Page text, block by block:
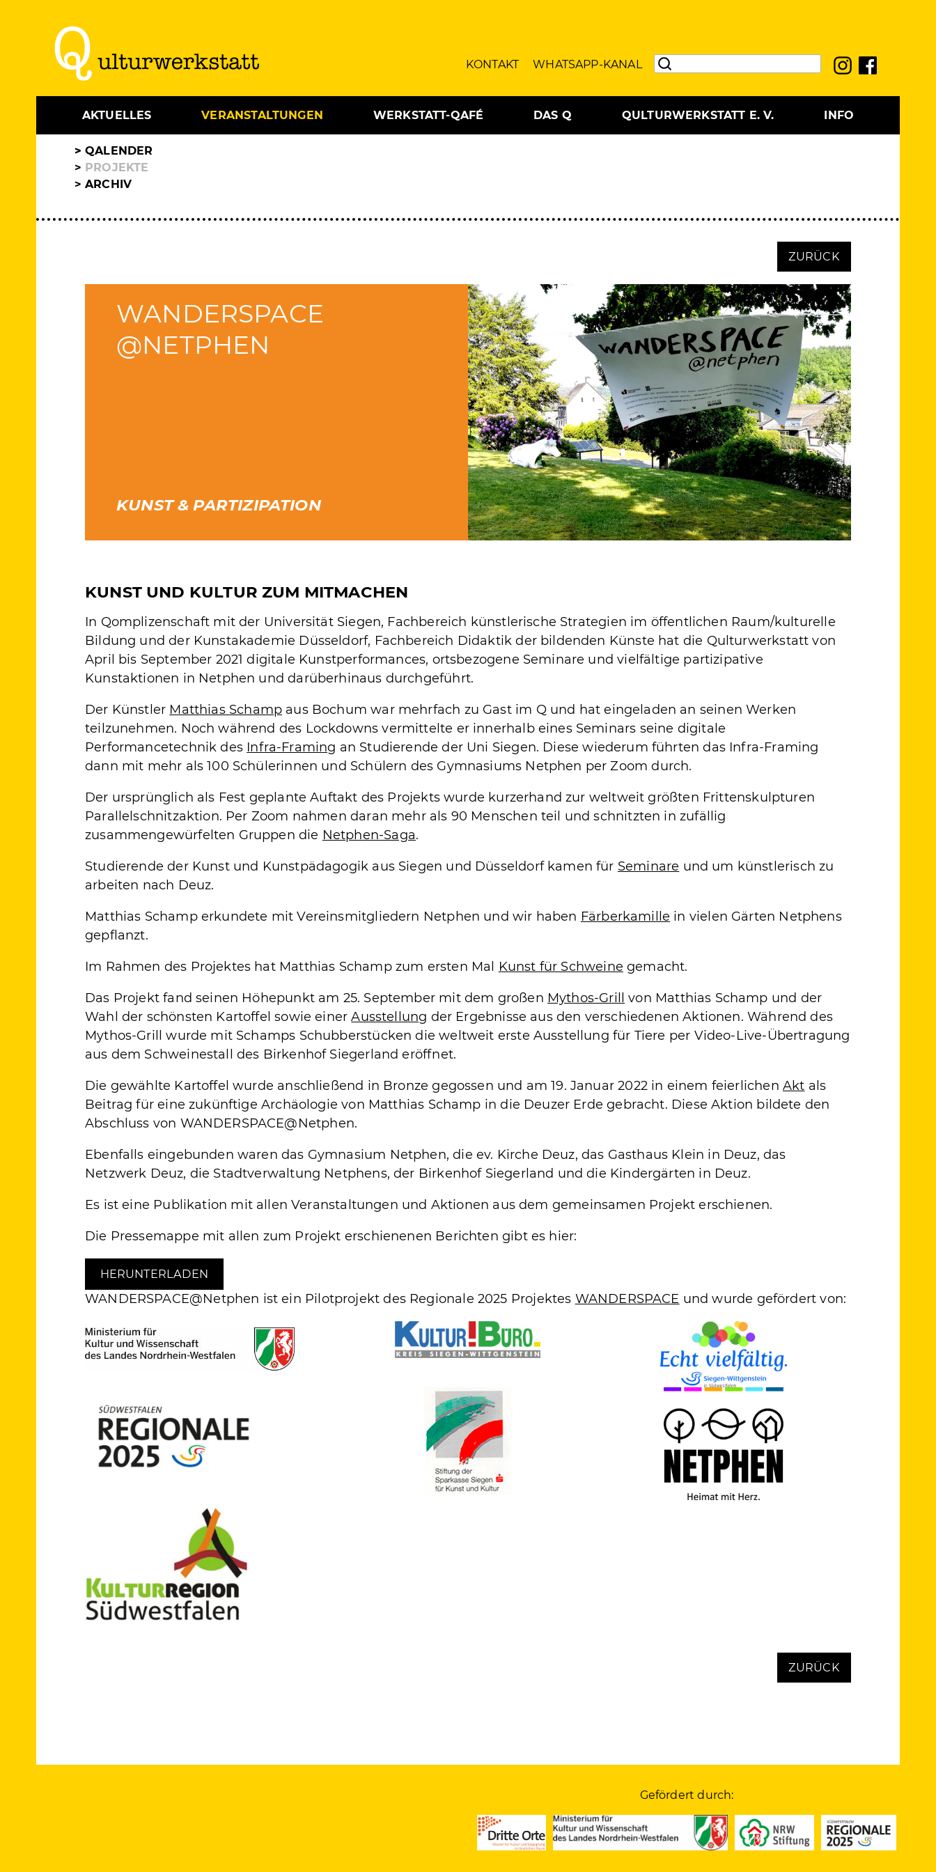
KONTAKT WHATSAPP-KANAL
AKTUELLES VERANSTALTUNGEN WERKSTATT-QAFÉ DAS Q QULTURWERKSTATT E. V. INFO
QALENDER
PROJEKTE
ARCHIV
ZURÜCK
WANDERSPACE
@NETPHEN
KUNST & PARTIZIPATION
KUNST UND KULTUR ZUM MITMACHEN
In Qomplizenschaft mit der Universität Siegen, Fachbereich künstlerische Strategien im öffentlichen Raum/kulturelle
Bildung und der Kunstakademie Düsseldorf, Fachbereich Didaktik der bildenden Künste hat die Qulturwerkstatt von
April bis September 2021 digitale Kunstperformances, ortsbezogene Seminare und vielfältige partizipative
Kunstaktionen in Netphen und darüberhinaus durchgeführt.
Der Künstler Matthias Schamp aus Bochum war mehrfach zu Gast im Q und hat eingeladen an seinen Werken
teilzunehmen. Noch während des Lockdowns vermittelte er innerhalb eines Seminars seine digitale
Performancetechnik des Infra-Framing an Studierende der Uni Siegen. Diese wiederum führten das Infra-Framing
dann mit mehr als 100 Schülerinnen und Schülern des Gymnasiums Netphen per Zoom durch.
Der ursprünglich als Fest geplante Auftakt des Projekts wurde kurzerhand zur weltweit größten Frittenskulpturen
Parallelschnitzaktion. Per Zoom nahmen daran mehr als 90 Menschen teil und schnitzten in zufällig
zusammengewürfelten Gruppen die Netphen-Saga.
Studierende der Kunst und Kunstpädagogik aus Siegen und Düsseldorf kamen für Seminare und um künstlerisch zu
arbeiten nach Deuz.
Matthias Schamp erkundete mit Vereinsmitgliedern Netphen und wir haben Färberkamille in vielen Gärten Netphens
gepflanzt.
Im Rahmen des Projektes hat Matthias Schamp zum ersten Mal Kunst für Schweine gemacht.
Das Projekt fand seinen Höhepunkt am 25. September mit dem großen Mythos-Grill von Matthias Schamp und der
Wahl der schönsten Kartoffel sowie einerAusstellung der Ergebnisse aus den verschiedenen Aktionen. Während des
Mythos-Grill wurde mit Schamps Schubberstücken die weltweit erste Ausstellung für Tiere per Video-Live-Übertragung
aus dem Schweinestall des Birkenhof Siegerland eröffnet.
Die gewählte Kartoffel wurde anschließend in Bronze gegossen und am 19. Januar 2022 in einem feierlichen Akt als
Beitrag für eine zukünftige Archäologie von Matthias Schamp in die Deuzer Erde gebracht. Diese Aktion bildete den
Abschluss von WANDERSPACE@Netphen.
Ebenfalls eingebunden waren das Gymnasium Netphen, die ev. Kirche Deuz, das Gasthaus Klein in Deuz, das
Netzwerk Deuz, die Stadtverwaltung Netphens, der Birkenhof Siegerland und die Kindergärten in Deuz.
Es ist eine Publikation mit allen Veranstaltungen und Aktionen aus dem gemeinsamen Projekt erschienen.
Die Pressemappe mit allen zum Projekt erschienenen Berichten gibt es hier:
HERUNTERLADEN
WANDERSPACE@Netphen ist ein Pilotprojekt des Regionale 2025 Projektes WANDERSPACE und wurde gefördert von:
ZURÜCK
Gefördert durch: